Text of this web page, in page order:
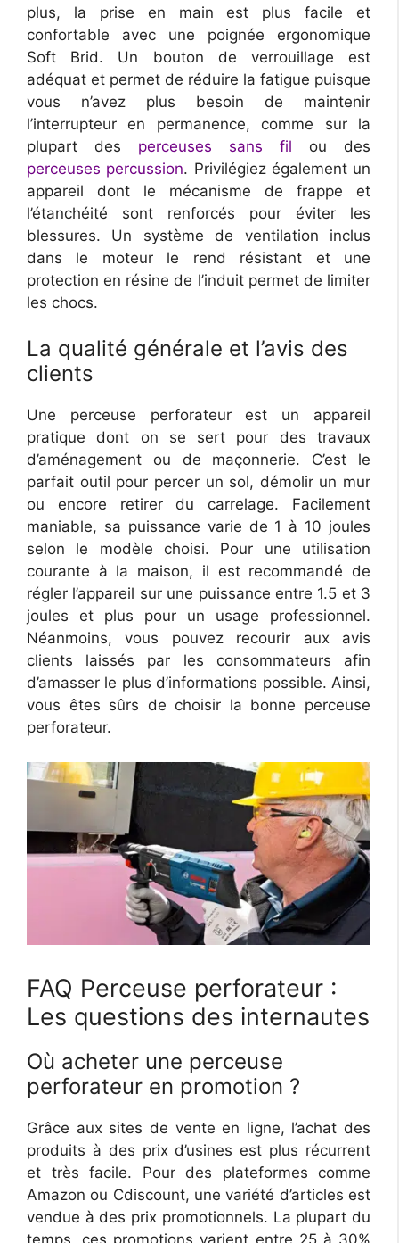
plus, la prise en main est plus facile et
confortable avec une poignée ergonomique
Soft Brid. Un bouton de verrouillage est
adéquat et permet de réduire la fatigue puisque
vous n’avez plus besoin de maintenir
l’interrupteur en permanence, comme sur la
plupart des perceuses sans fil ou des
perceuses percussion. Privilégiez également un
appareil dont le mécanisme de frappe et
l’étanchéité sont renforcés pour éviter les
blessures. Un système de ventilation inclus
dans le moteur le rend résistant et une
protection en résine de l’induit permet de limiter
les chocs.
La qualité générale et l’avis des
clients
Une perceuse perforateur est un appareil
pratique dont on se sert pour des travaux
d’aménagement ou de maçonnerie. C’est le
parfait outil pour percer un sol, démolir un mur
ou encore retirer du carrelage. Facilement
maniable, sa puissance varie de 1 à 10 joules
selon le modèle choisi. Pour une utilisation
courante à la maison, il est recommandé de
régler l’appareil sur une puissance entre 1.5 et 3
joules et plus pour un usage professionnel.
Néanmoins, vous pouvez recourir aux avis
clients laissés par les consommateurs afin
d’amasser le plus d’informations possible. Ainsi,
vous êtes sûrs de choisir la bonne perceuse
perforateur.
FAQ Perceuse perforateur :
Les questions des internautes
Où acheter une perceuse
perforateur en promotion ?
Grâce aux sites de vente en ligne, l’achat des
produits à des prix d’usines est plus récurrent
et très facile. Pour des plateformes comme
Amazon ou Cdiscount, une variété d’articles est
vendue à des prix promotionnels. La plupart du
temps, ces promotions varient entre 25 à 30%